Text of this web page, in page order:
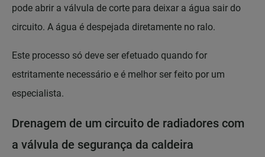
pode abrir a válvula de corte para deixar a água sair do
circuito. A água é despejada diretamente no ralo.
Este processo só deve ser efetuado quando for
estritamente necessário e é melhor ser feito por um
especialista.
Drenagem de um circuito de radiadores com
a válvula de segurança da caldeira